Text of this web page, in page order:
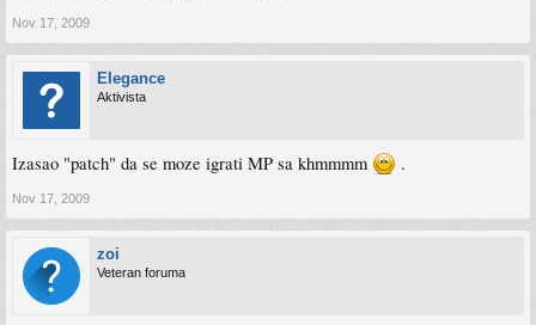
Nov 17, 2009
Elegance
Aktivista
Izasao "patch" da se moze igrati MP sa khmmmm .
Nov 17, 2009
zoi
Veteran foruma